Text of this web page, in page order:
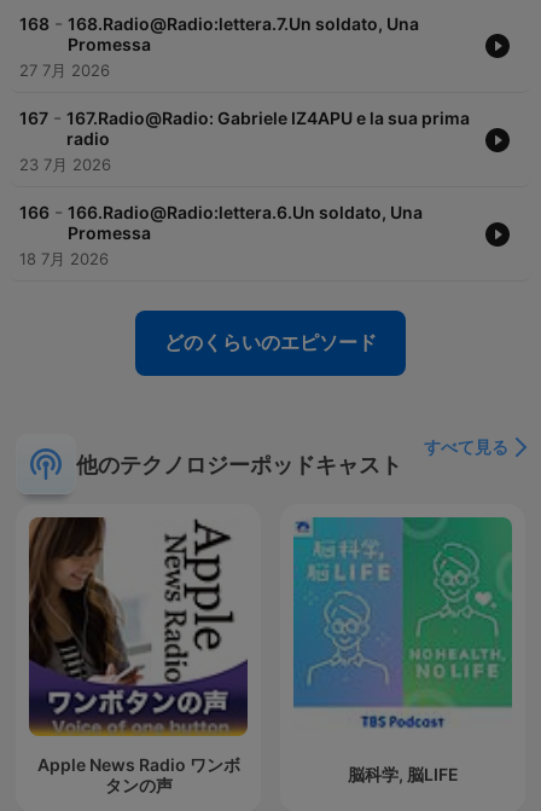
168 - 168.Radio@Radio:lettera.7.Un soldato, Una
Promessa
27 7月 2026
167 - 167.Radio@Radio: Gabriele IZ4APU e la sua prima
radio
23 7月 2026
166 - 166.Radio@Radio:lettera.6.Un soldato, Una
Promessa
18 7月 2026
どのくらいのエピソード
他のテクノロジーポッドキャスト
すべて見る
Apple News Radio ワンボ
タンの声
脳科学, 脳LIFE